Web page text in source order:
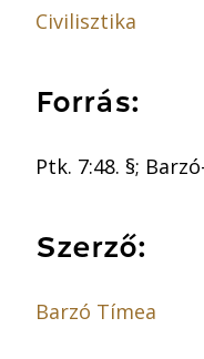
Civilisztika
Forrás:
Ptk. 7:48. §;
Szerző:
Barzó Tímea